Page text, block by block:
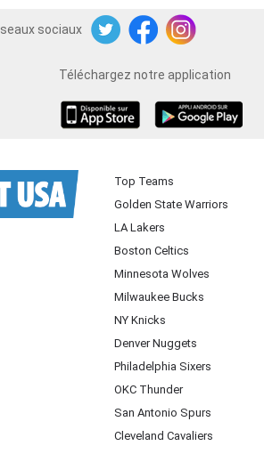
sociaux
TwitterFacebookInstagram
Téléchargez notre application
Top Teams
Golden State Warriors
LA Lakers
Boston Celtics
Minnesota Wolves
Milwaukee Bucks
NY Knicks
Denver Nuggets
Philadelphia Sixers
OKC Thunder
San Antonio Spurs
Cleveland Cavaliers